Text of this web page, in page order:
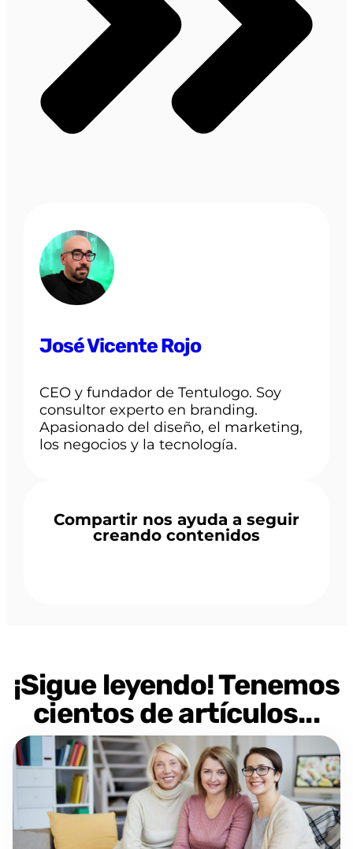
José Vicente Rojo
CEO y fundador de Tentulogo. Soy
consultor experto en branding.
Apasionado del diseño, el marketing,
los negocios y la tecnología.
Compartir nos ayuda a seguir
creando contenidos
¡Sigue leyendo! Tenemos
cientos de artículos...